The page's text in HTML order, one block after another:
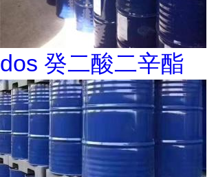
dos 癸二酸二辛酯